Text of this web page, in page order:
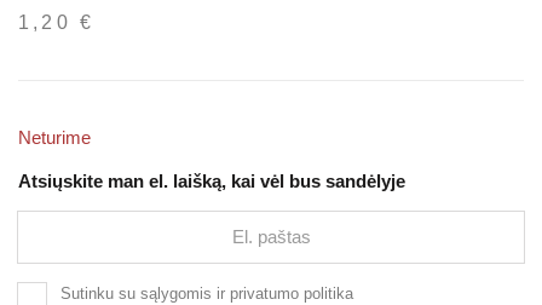
1,20 €
Neturime
Atsiųskite man el. laišką, kai vėl bus sandėlyje
Sutinku su sąlygomis ir privatumo politika